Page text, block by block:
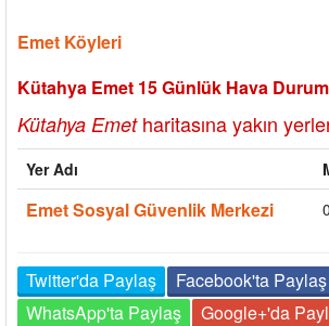
Emet Köyleri
Kütahya Emet 15 Günlük Hava
Kütahya Emetharitasına yakın
Yer Adı
Emet Sosyal Güvenlik Merkezi
Twitter'da Paylaş
Facebook'ta Paylaş
WhatsApp'ta Paylaş
Google+'da